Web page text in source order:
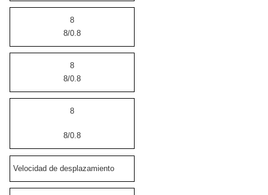
8
8/0.8
8
8/0.8
8
8/0.8
Velocidad de desplazamiento